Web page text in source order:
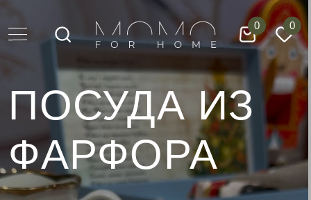
ПОСУДА ИЗ
ФАРФОРА
0
Собственные коллекции фарфора
МОМО FOR HOME в стилистике